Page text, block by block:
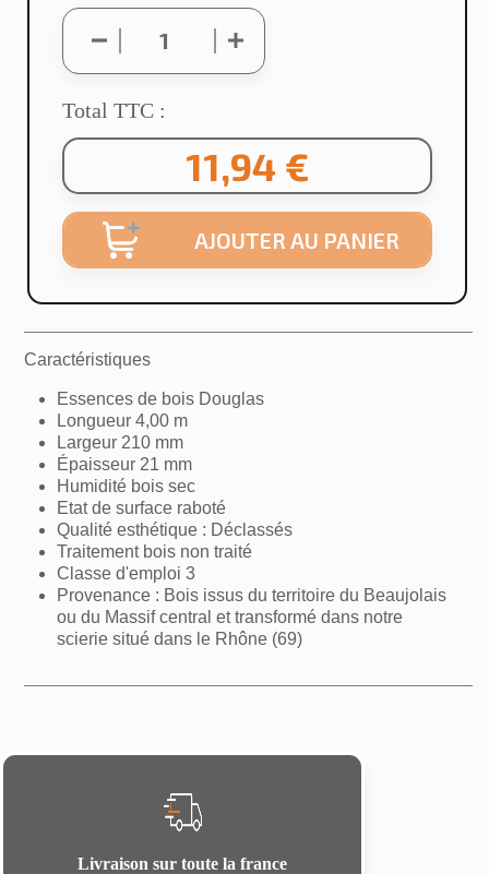
Total TTC :
11,94 €
AJOUTER AU PANIER
Caractéristiques
Essences de bois Douglas
Longueur 4,00 m
Largeur 210 mm
Épaisseur 21 mm
Humidité bois sec
Etat de surface raboté
Qualité esthétique : Déclassés
Traitement bois non traité
Classe d'emploi 3
Provenance : Bois issus du territoire du Beaujolais
ou du Massif central et transformé dans notre
scierie situé dans le Rhône (69)
Livraison sur toute la france